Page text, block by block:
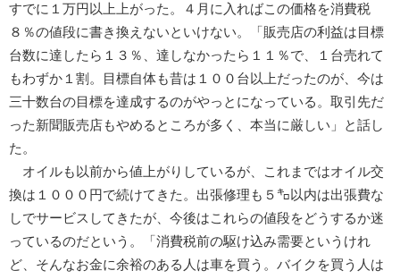
すでに１万円以上上がった。４月に入ればこの価格を消費税
８％の値段に書き換えないといけない。「販売店の利益は目標
台数に達したら１３％、達しなかったら１１％で、１台売れて
もわずか１割。目標自体も昔は１００台以上だったのが、今は
三十数台の目標を達成するのがやっとになっている。取引先だ
った新聞販売店もやめるところが多く、本当に厳しい」と話し
た。
オイルも以前から値上がりしているが、これまではオイル交
換は１０００円で続けてきた。出張修理も５㌔以内は出張費な
しでサービスしてきたが、今後はこれらの値段をどうするか迷
っているのだという。「消費税前の駆け込み需要というけれ
ど、そんなお金に余裕のある人は車を買う。バイクを買う人は